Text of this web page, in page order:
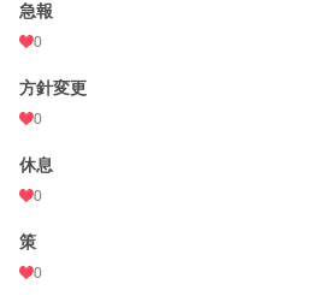
急報
0
方針変更
0
休息
0
策
0